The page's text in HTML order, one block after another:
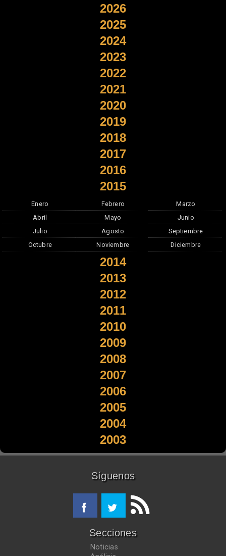
2026
2025
2024
2023
2022
2021
2020
2019
2018
2017
2016
2015
Enero Febrero
Marzo
Abril
Mayo
Junio
Julio
Agosto
Septiembre
Octubre
Noviembre Diciembre
2014
2013
2012
2011
2010
2009
2008
2007
2006
2005
2004
2003
Síguenos
Secciones
Noticias